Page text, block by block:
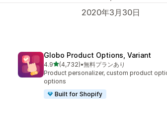
2020年3月30日
Globo Product Options, Variant
4.95つ星中
(4,732)
合計レビュー数：4732件
•無料プランあり
Product personalizer, custom product
options
Built for Shopify